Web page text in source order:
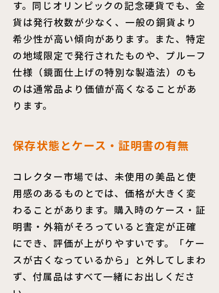
す。同じオリンピックの記念硬貨でも、金
貨は発行枚数が少なく、一般の銅貨より
希少性が高い傾向があります。また、特定
の地域限定で発行されたものや、プルーフ
仕様（鏡面仕上げの特別な製造法）のも
のは通常品より価値が高くなることがあ
ります。
保存状態とケース・証明書の有無
コレクター市場では、未使用の美品と使
用感のあるものとでは、価格が大きく変
わることがあります。購入時のケース・証
明書・外箱がそろっていると査定が正確
にでき、評価が上がりやすいです。「ケー
スが古くなっているから」と外してしまわ
ず、付属品はすべて一緒にお出しくださ